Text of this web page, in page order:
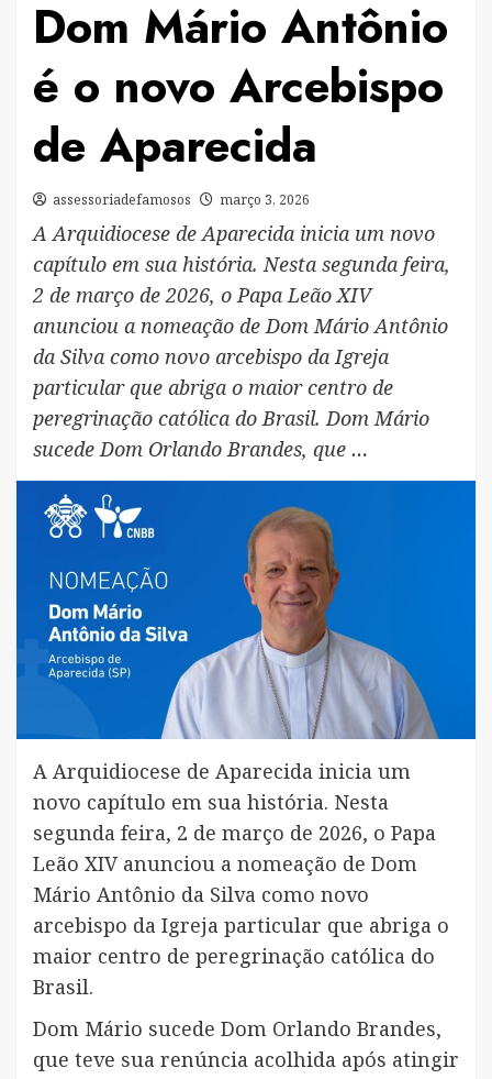
Dom Mário Antônio
é o novo Arcebispo
de Aparecida
assessoriadefamosos março 3, 2026
A Arquidiocese de Aparecida inicia um novo
capítulo em sua história. Nesta segunda feira,
2 de março de 2026, o Papa Leão XIV
anunciou a nomeação de Dom Mário Antônio
da Silva como novo arcebispo da Igreja
particular que abriga o maior centro de
peregrinação católica do Brasil. Dom Mário
sucede Dom Orlando Brandes, que …
A Arquidiocese de Aparecida inicia um
novo capítulo em sua história. Nesta
segunda feira, 2 de março de 2026, o Papa
Leão XIV anunciou a nomeação de Dom
Mário Antônio da Silva como novo
arcebispo da Igreja particular que abriga o
maior centro de peregrinação católica do
Brasil.
Dom Mário sucede Dom Orlando Brandes,
que teve sua renúncia acolhida após atingir